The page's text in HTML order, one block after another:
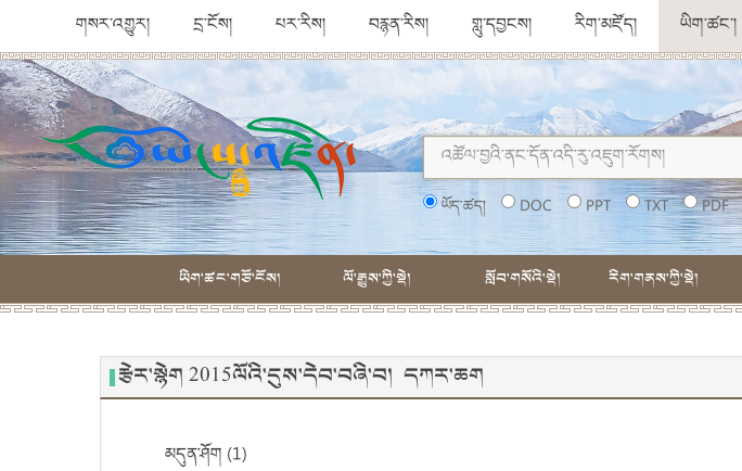
གསར་འགྱུར། དྲ་ངོས། པར་རིས། བརྙན་རིས། གླུ་དབྱངས། རིག་མཛོད། ཡིག་ཚང་།
ཡོད་ཚད། DOC PPT TXT PDF
ཡིག་ཚང་གཙོ་ངོས། ལོ་རྒྱུས་ཀྱི་སྡེ། སློབ་གསོའི་སྡེ། རིག་གནས་ཀྱི་སྡེ།
རྩེར་སྙེག 2015ལོའི་དུས་དེབ་བཞི་བ། དཀར་ཆག
མདུན་ཤོག (1)